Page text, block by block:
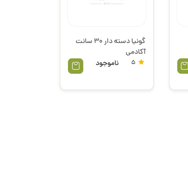
گونیا دسته دار 30 سانت
آکادمی
5 ناموجود